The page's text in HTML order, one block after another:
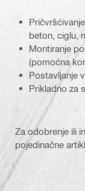
beton, ciglu,
Montiranje
(pomoćna
Postavljanje
Prikladno za
Za odobrenje ili
pojedinačne